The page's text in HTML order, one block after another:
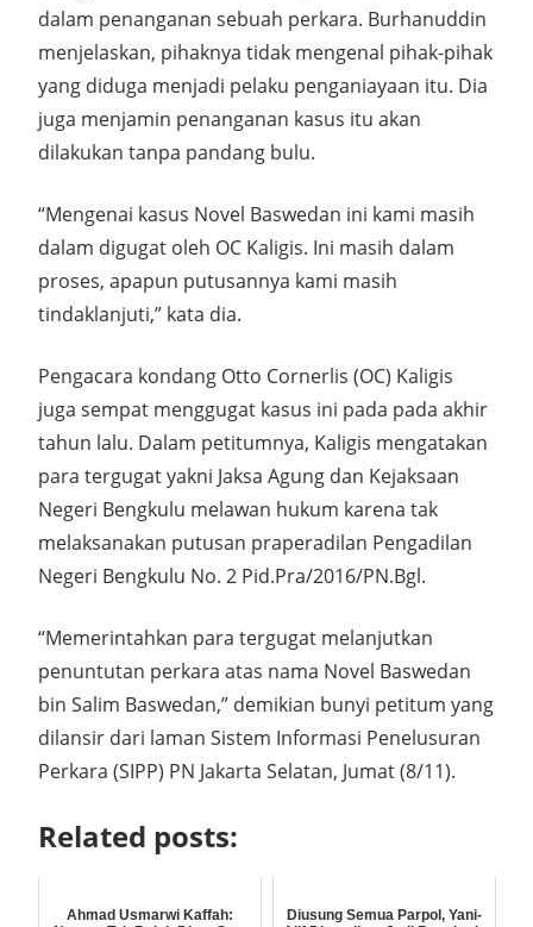
dalam penanganan sebuah perkara. Burhanuddin
menjelaskan, pihaknya tidak mengenal pihak-pihak
yang diduga menjadi pelaku penganiayaan itu. Dia
juga menjamin penanganan kasus itu akan
dilakukan tanpa pandang bulu.
“Mengenai kasus Novel Baswedan ini kami masih
dalam digugat oleh OC Kaligis. Ini masih dalam
proses, apapun putusannya kami masih
tindaklanjuti,” kata dia.
Pengacara kondang Otto Cornerlis (OC) Kaligis
juga sempat menggugat kasus ini pada pada akhir
tahun lalu. Dalam petitumnya, Kaligis mengatakan
para tergugat yakni Jaksa Agung dan Kejaksaan
Negeri Bengkulu melawan hukum karena tak
melaksanakan putusan praperadilan Pengadilan
Negeri Bengkulu No. 2 Pid.Pra/2016/PN.Bgl.
“Memerintahkan para tergugat melanjutkan
penuntutan perkara atas nama Novel Baswedan
bin Salim Baswedan,” demikian bunyi petitum yang
dilansir dari laman Sistem Informasi Penelusuran
Perkara (SIPP) PN Jakarta Selatan, Jumat (8/11).
Related posts:
Ahmad Usmarwi Kaffah:
Diusung Semua Parpol, Yani-